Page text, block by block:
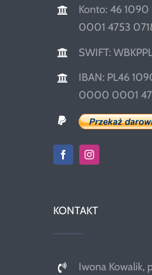
Konto: 46
0001 4753
SWIFT:
IBAN: PL46
0000 0001
KONTAKT
Iwona Kowalik,